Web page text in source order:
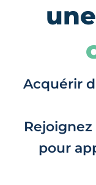
Acquérir
pour